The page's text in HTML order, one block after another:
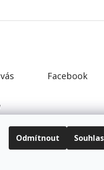
Odmítnout
Facebook